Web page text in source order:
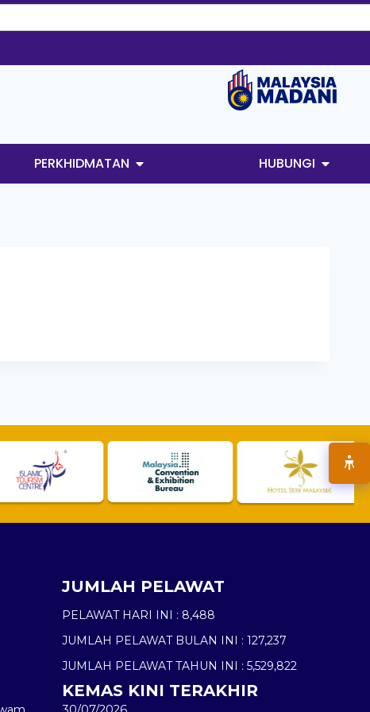
PERKHIDMATAN HUBUNGI
JUMLAH PELAWAT
PELAWAT HARI INI : 8,488
JUMLAH PELAWAT BULAN INI : 127,237
JUMLAH PELAWAT TAHUN INI : 5,529,822
KEMAS KINI TERAKHIR